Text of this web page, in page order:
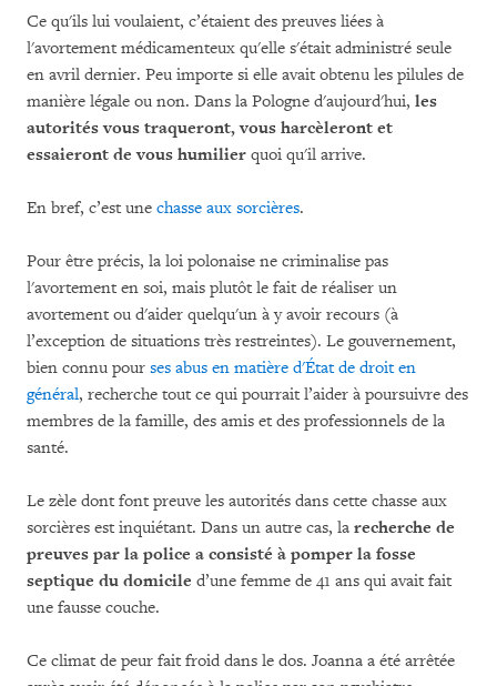
Ce qu'ils lui voulaient, c’étaient des preuves liées à
l'avortement médicamenteux qu'elle s'était administré seule
en avril dernier. Peu importe si elle avait obtenu les pilules de
manière légale ou non. Dans la Pologne d'aujourd'hui, les
autorités vous traqueront, vous harcèleront et
essaieront de vous humilier quoi qu'il arrive.
En bref, c’est une chasse aux sorcières.
Pour être précis, la loi polonaise ne criminalise pas
l'avortement en soi, mais plutôt le fait de réaliser un
avortement ou d'aider quelqu'un à y avoir recours (à
l’exception de situations très restreintes). Le gouvernement,
bien connu pour ses abus en matière d'État de droit en
général, recherche tout ce qui pourrait l’aider à poursuivre des
membres de la famille, des amis et des professionnels de la
santé.
Le zèle dont font preuve les autorités dans cette chasse aux
sorcières est inquiétant. Dans un autre cas, la recherche de
preuves par la police a consisté à pomper la fosse
septique du domicile d’une femme de 41 ans qui avait fait
une fausse couche.
Ce climat de peur fait froid dans le dos. Joanna a été arrêtée